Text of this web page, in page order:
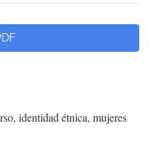
identidad étnica, mujeres